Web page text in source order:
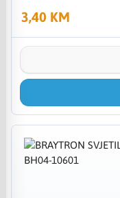
3,40 KM